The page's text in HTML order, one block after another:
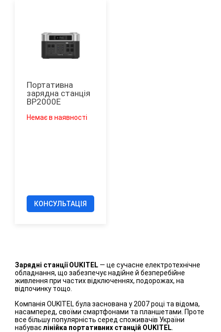
Портативна
зарядна станція
ВР2000Е
Немає в наявності
КОНСУЛЬТАЦІЯ
Зарядні станції OUKITEL — це сучасне електротехнічне
обладнання, що забезпечує надійне й безперебійне
живлення при частих відключеннях, подорожах, на
відпочинку тощо.
Компанія OUKITEL була заснована у 2007 році та відома,
насамперед, своїми смартфонами та планшетами. Проте
все більшу популярність серед споживачів України
набуваєлінійка портативних станцій OUKITEL